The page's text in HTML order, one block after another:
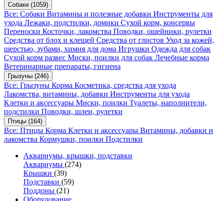
Собаки (1059)
Все: Собаки Витамины и полезные добавки Инструменты для
ухода Лежаки, подстилки, домики Сухой корм, консервы
Переноски Косточки, лакомства Поводки, ошейники, рулетки
Средства от блох и клещей Средства от глистов Уход за кожей,
шерстью, зубами, химия для дома Игрушки Одежда для собак
Сухой корм развес Миски, поилки для собак Лечебные корма
Ветеринарные препараты, гигиена
Грызуны (246)
Все: Грызуны Корма Косметика, средства для ухода
Лакомства, витамины, добавки Инструменты для ухода
Клетки и аксессуары Миски, поилки Туалеты, наполнители,
подстилки Поводки, шлеи, рулетки
Птицы (164)
Все: Птицы Корма Клетки и аксессуары Витамины, добавки и
лакомства Кормушки, поилки Подстилки
Аквариумы, крышки, подставки
Аквариумы (274)
Крышки (39)
Подставки (59)
Поддоны (21)
Оборудование